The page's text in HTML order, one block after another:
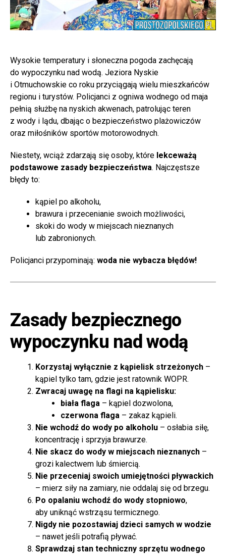
Wysokie temperatury i słoneczna pogoda zachęcają
do wypoczynku nad wodą. Jeziora Nyskie
i Otmuchowskie co roku przyciągają wielu mieszkańców
regionu i turystów. Policjanci z ogniwa wodnego od maja
pełnią służbę na nyskich akwenach, patrolując teren
z wody i lądu, dbając o bezpieczeństwo plażowiczów
oraz miłośników sportów motorowodnych.
Niestety, wciąż zdarzają się osoby, które lekceważą
podstawowe zasady bezpieczeństwa. Najczęstsze
błędy to:
kąpiel po alkoholu,
brawura i przecenianie swoich możliwości,
skoki do wody w miejscach nieznanych
lub zabronionych.
Policjanci przypominają: woda nie wybacza błędów!
Zasady bezpiecznego
wypoczynku nad wodą
Korzystaj wyłącznie z kąpielisk strzeżonych –
kąpiel tylko tam, gdzie jest ratownik WOPR.
Zwracaj uwagę na flagi na kąpielisku:
biała flaga – kąpiel dozwolona,
czerwona flaga – zakaz kąpieli.
Nie wchodź do wody po alkoholu – osłabia siłę,
koncentrację i sprzyja brawurze.
Nie skacz do wody w miejscach nieznanych –
grozi kalectwem lub śmiercią.
Nie przeceniaj swoich umiejętności pływackich
– mierz siły na zamiary, nie oddalaj się od brzegu.
Po opalaniu wchodź do wody stopniowo,
aby uniknąć wstrząsu termicznego.
Nigdy nie pozostawiaj dzieci samych w wodzie
– nawet jeśli potrafią pływać.
Sprawdzaj stan techniczny sprzętu wodnego